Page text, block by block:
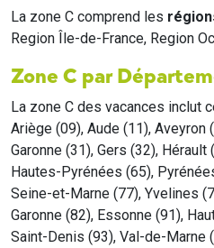
La zone C comprend les
Region Île-de-France, Region
Zone C par
La zone C des vacances inclut
Ariège (09), Aude (11), Aveyron
Garonne (31), Gers (32),
Hautes-Pyrénées (65),
Seine-et-Marne (77), Yvelines
Garonne (82), Essonne (91),
Saint-Denis (93), Val-de-Marne